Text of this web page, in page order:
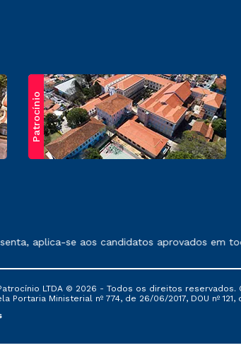
Patrocínio
no contrato de prestação de serviços.
aplica-se aos candidatos aprovados em
LTDA © 2026 - Todos os direitos reservados.
Ministerial nº 774, de 26/06/2017, DOU nº 121,